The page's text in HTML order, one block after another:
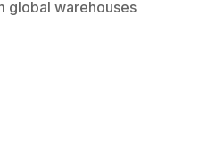
global warehouses